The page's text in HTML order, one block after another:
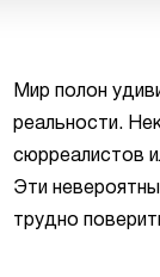
Мир полон
реальности.
сюрреалистов
Эти
трудно